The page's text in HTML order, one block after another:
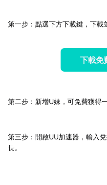
第一步：點選下方下載鍵，下載
下載免
第二步：新增U妹，可免費獲得
第三步：開啟UU加速器，輸入
長。